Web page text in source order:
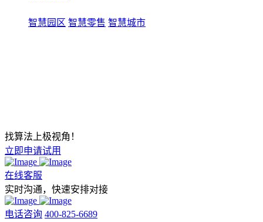
智慧园区 智慧零售 智慧城市
找算法上极视角！
立即申请试用
在线客服
实时沟通，快速安排对接
电话咨询 400-825-6689